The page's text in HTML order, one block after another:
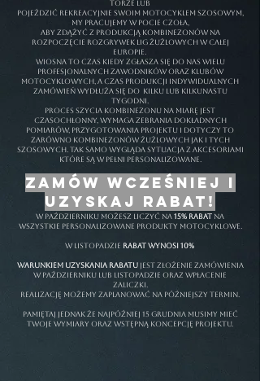
TORZE LUB
POJEŹDZIĆ REKREACYJNIE SWOIM MOTOCYKLEM SZOSOWYM,
MY PRACUJEMY W POCIE CZOŁA,
ABY ZDĄŻYĆ Z PRODUKCJĄ KOMBINEZONÓW NA
ROZPOCZĘCIE ROZGRYWEK LIG ŻUŻLOWYCH W CAŁEJ
EUROPIE.
WIOSNA TO CZAS KIEDY ZGŁASZA SIĘ DO NAS WIELU
PROFESJONALNYCH ZAWODNIKÓW ORAZ KLUBÓW
motocyklowych, a czas produkcji indywidualnych
zamówień wydłuża się do kilku lub kilkunastu
tygodni.
PROCES SZYCIA KOMBINEZONU NA MIARĘ JEST
CZASOCHŁONNY, WYMAGA ZEBRANIA DOKŁADNYCH
POMIARÓW, PRZYGOTOWANIA PROJEKTU I DOTYCZY TO
ZARÓWNO KOMBINEZONÓW ŻUŻLOWYCH JAK I TYCH
SZOSOWYCH. tak samo wygląda sytuacja z akcesoriami
które są w pełni personalizowane.
zamów wcześniej i
uzyskaj rabat!
w październiku możesz liczyć na 15% rabat na
wszystkie personalizowane produkty motocyklowe.
w listopadzie rabat wynosi 10%
warunkiem uzyskania rabatu jest złożenie zamówienia
w październiku lub listopadzie oraz wpłacenie
zaliczki.
realizację możemy zaplanować na późniejszy termin.
pamiętaj jednak że najpóźniej 15 grudnia musimy mieć
twoje wymiary oraz wstępną koncepcję projektu.